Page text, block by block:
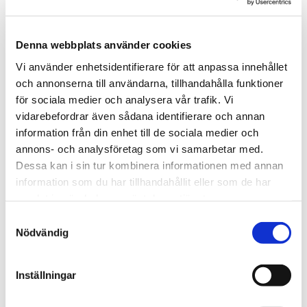
Denna webbplats använder cookies
Vi använder enhetsidentifierare för att anpassa innehållet
och annonserna till användarna, tillhandahålla funktioner
för sociala medier och analysera vår trafik. Vi
vidarebefordrar även sådana identifierare och annan
information från din enhet till de sociala medier och
annons- och analysföretag som vi samarbetar med.
Dessa kan i sin tur kombinera informationen med annan
information som du har tillhandahållit eller som de har
Nödvändig
Inställningar
Behandling av nagelsvamp
Nagelsvamp kan påverka både utseende
och hälsa hos dina naglar. Jag erbjuder
behandlingar som hjälper dig att reducera
svampinfektionen så att dina naglar
kommer att se så friska ut som möjligt.
Nerklippning och borttagning av svamp på
fotvård.